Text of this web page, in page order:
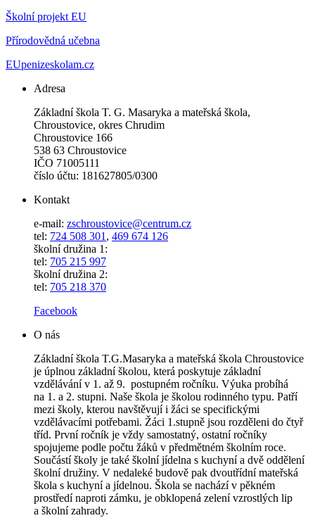
Školní projekt EU
Přírodovědná učebna
EUpenizeskolam.cz
Adresa
Základní škola T. G. Masaryka a mateřská škola,
Chroustovice, okres Chrudim
Chroustovice 166
538 63 Chroustovice
IČO 71005111
číslo účtu: 181627805/0300
Kontakt
e-mail: zschroustovice@centrum.cz
tel: 724 508 301 , 469 674 126
školní družina 1:
tel: 705 215 997
školní družina 2:
tel: 705 218 370
Facebook
O nás
Základní škola T.G.Masaryka a mateřská škola Chroustovice
je úplnou základní školou, která poskytuje základní
vzdělávání v 1. až 9. postupném ročníku. Výuka probíhá
na 1. a 2. stupni. Naše škola je školou rodinného typu. Patří
mezi školy, kterou navštěvují i žáci se specifickými
vzdělávacími potřebami. Žáci 1.stupně jsou rozděleni do čtyř
tříd. První ročník je vždy samostatný, ostatní ročníky
spojujeme podle počtu žáků v předmětném školním roce.
Součástí školy je také školní jídelna s kuchyní a dvě oddělení
školní družiny. V nedaleké budově pak dvoutřídní mateřská
škola s kuchyní a jídelnou. Škola se nachází v pěkném
prostředí naproti zámku, je obklopená zelení vzrostlých lip
a školní zahrady.